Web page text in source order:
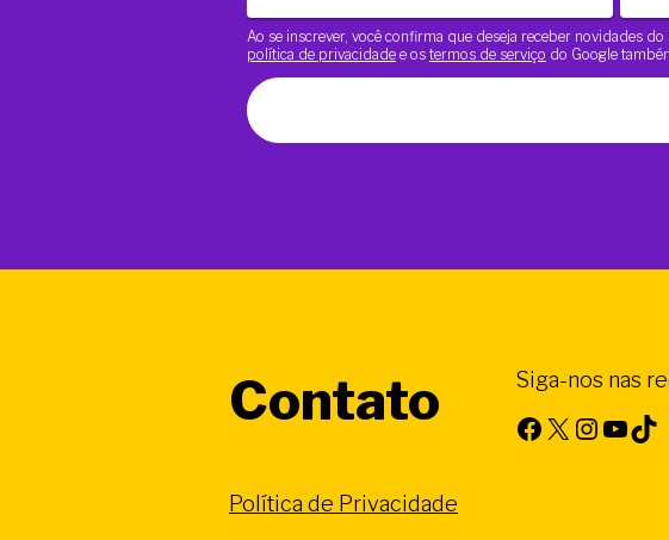
Ao se inscrever, você confirma que deseja receber novidades do
política de privacidade e os termos de serviço do Google
Contato
Política de Privacidade
Siga-nos nas
Facebook X Instagram Youtube TikTok